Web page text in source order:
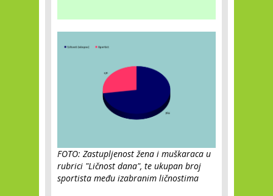
FOTO: Zastupljenost žena i muškaraca u
rubrici "Ličnost dana", te ukupan broj
sportista među izabranim ličnostima